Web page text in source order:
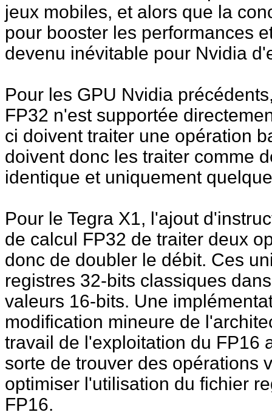
jeux mobiles, et alors que la
pour booster les performances
devenu inévitable pour Nvidia
Pour les GPU Nvidia
FP32 n'est supportée
ci doivent traiter une opération
doivent donc les traiter comme
identique et uniquement
Pour le Tegra X1, l'ajout
de calcul FP32 de traiter deux
donc de doubler le débit. Ces
registres 32-bits classiques
valeurs 16-bits. Une
modification mineure de
travail de l'exploitation du FP16
sorte de trouver des opérations
optimiser l'utilisation du fichier
FP16.